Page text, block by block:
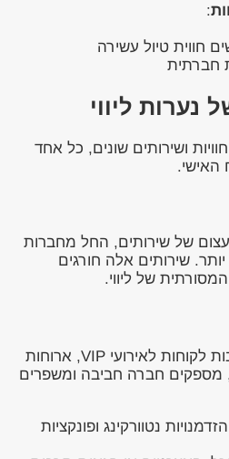
:
חווית טיול עשירה
חברתית
ליווי
ושירותים שונים, כל אחד
האישי.
עצום של שירותים, החל מחברות
שירותים אלה חורגים
של ליווי.
מלווים מלווים לעתים קרובות לקוחות לאירועי VIP, ארוחות
מספקים חברה חביבה ומשפרים
נטוורקינג ופונקציות